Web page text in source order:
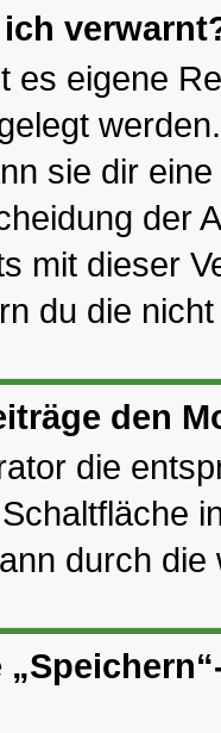
es eigene
sie dir
der
mit dieser
du die
den
die
durch